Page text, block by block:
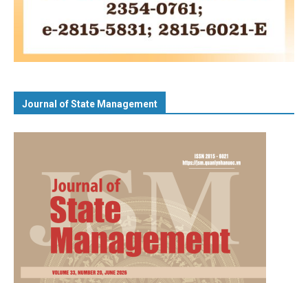
Journal of State Management